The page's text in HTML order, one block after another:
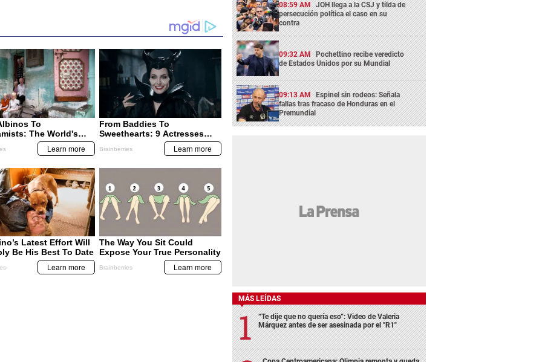
08:59 AM JOH llega a la CSJ y tilda de
persecución política el caso en su
contra
09:32 AM Pochettino recibe veredicto
de Estados Unidos por su Mundial
09:13 AM Espinel sin rodeos: Señala
fallas tras fracaso de Honduras en el
Premundial
MÁS LEÍDAS
“Te dije que no quería eso”: Video de Valeria
Márquez antes de ser asesinada por el "R1"